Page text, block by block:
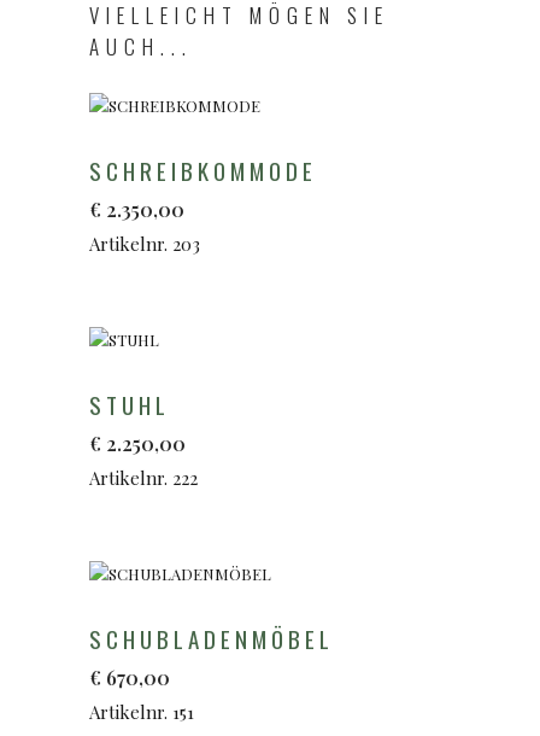
VIELLEICHT MÖGEN SIE
AUCH...
SCHREIBKOMMODE
€ 2.350,00
Artikelnr. 203
STUHL
€ 2.250,00
Artikelnr. 222
SCHUBLADENMÖBEL
€ 670,00
Artikelnr. 151